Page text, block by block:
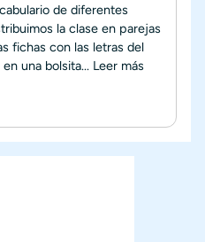
de diferentes
la clase en parejas
fichas con las letras del
una bolsita... Leer más